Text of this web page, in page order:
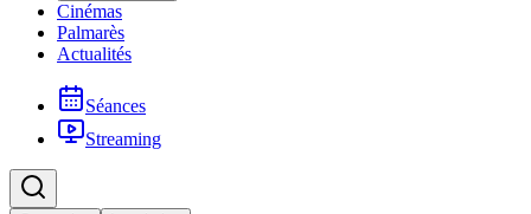
Cinémas
Palmarès
Actualités
Séances
Streaming